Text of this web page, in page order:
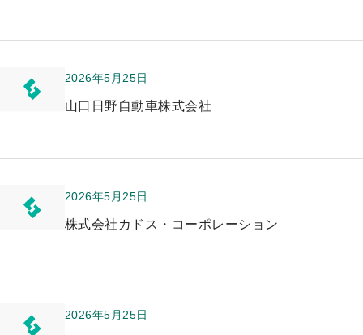
2026年5月25日
山口日野自動車株式会社
2026年5月25日
株式会社カドス・コーポレーション
2026年5月25日